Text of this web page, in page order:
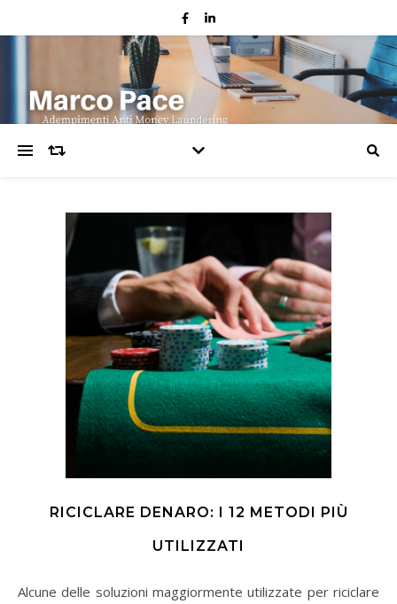
RICICLARE DENARO: I 12 METODI PIÙ
UTILIZZATI
Alcune delle soluzioni maggiormente utilizzate per riciclare